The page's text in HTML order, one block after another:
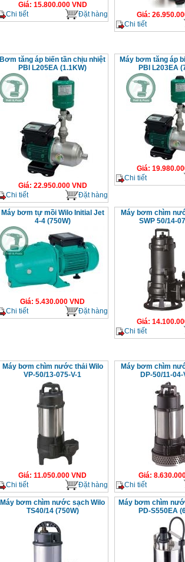
Giá: 15.800.000VND
Chi tiết
Đặt hàng Giá:
Chi tiết
Bơm tăng áp biến tần chịu nhiệt
PBI L205EA (1.1KW)
Giá: 22.950.000VND
Chi tiết
Đặt hàng
Máy bơm tăng áp
PBI L203EA
Giá:
Chi tiết
Máy bơm tự mồi Wilo Initial Jet
4-4 (750W)
Giá: 5.430.000 VND
Chi tiết
Đặt hàng
Máy bơm chìm
SWP 50/14-
Giá:
Chi tiết
Máy bơm chìm nước thải Wilo
VP-50/13-075-V-1
Giá: 11.050.000 VND
Chi tiết
Đặt hàng
Máy bơm chìm
DP-50/11-
Giá:
Chi tiết
Máy bơm chìm nước sạch Wilo
TS40/14 (750W)
Máy bơm chìm
PD-S550EA